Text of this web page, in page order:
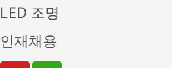
LED 조명
인재채용